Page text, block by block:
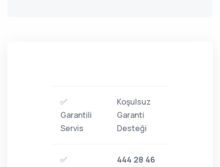
✅
Garantili
Servis
Koşulsuz
Garanti
Desteği
✅
444 28 46